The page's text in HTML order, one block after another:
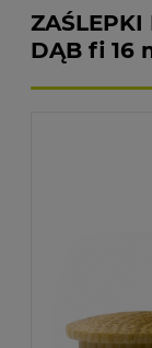
ZAŚLEPKI
DĄB fi 16